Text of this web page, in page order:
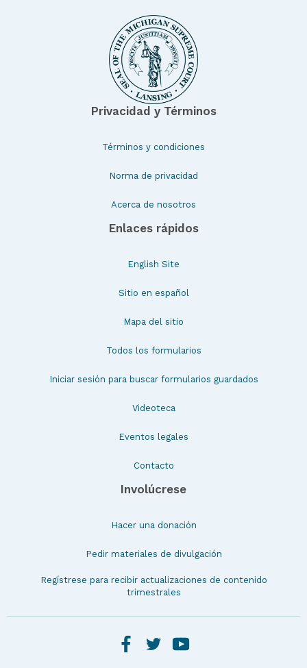
Privacidad y Términos
Términos y condiciones
Norma de privacidad
Acerca de nosotros
Enlaces rápidos
English Site
Sitio en español
Mapa del sitio
Todos los formularios
Iniciar sesión para buscar formularios guardados
Videoteca
Eventos legales
Contacto
Involúcrese
Hacer una donación
Pedir materiales de divulgación
Regístrese para recibir actualizaciones de contenido
trimestrales